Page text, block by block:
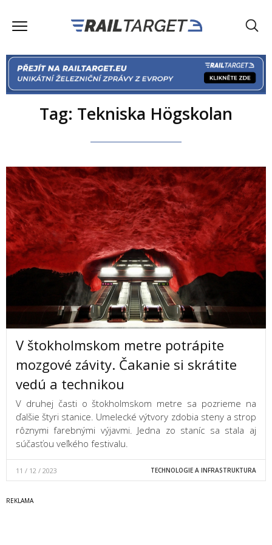
Tag: Tekniska Högskolan
V štokholmskom metre potrápite
mozgové závity. Čakanie si skrátite
vedú a technikou
V druhej časti o štokholmskom metre sa pozrieme na
ďalšie štyri stanice. Umelecké výtvory zdobia steny a strop
rôznymi farebnými výjavmi. Jedna zo staníc sa stala aj
súčasťou veľkého festivalu.
11 / 12 / 2023 TECHNOLOGIE A INFRASTRUKTURA